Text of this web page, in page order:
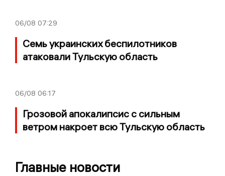
06/08 07:29
Семь украинских беспилотников
атаковали Тульскую область
06/08 06:17
Грозовой апокалипсис с сильным
ветром накроет всю Тульскую область
Главные новости